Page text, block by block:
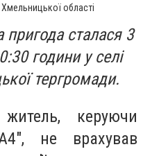
області
сталася 3
години у селі
тергромади.
керуючи
не врахував